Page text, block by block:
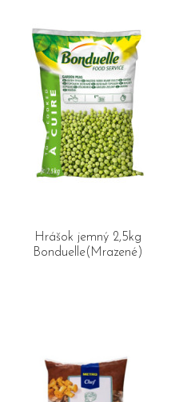
Hrášok jemný 2,5kg
Bonduelle(Mrazené)